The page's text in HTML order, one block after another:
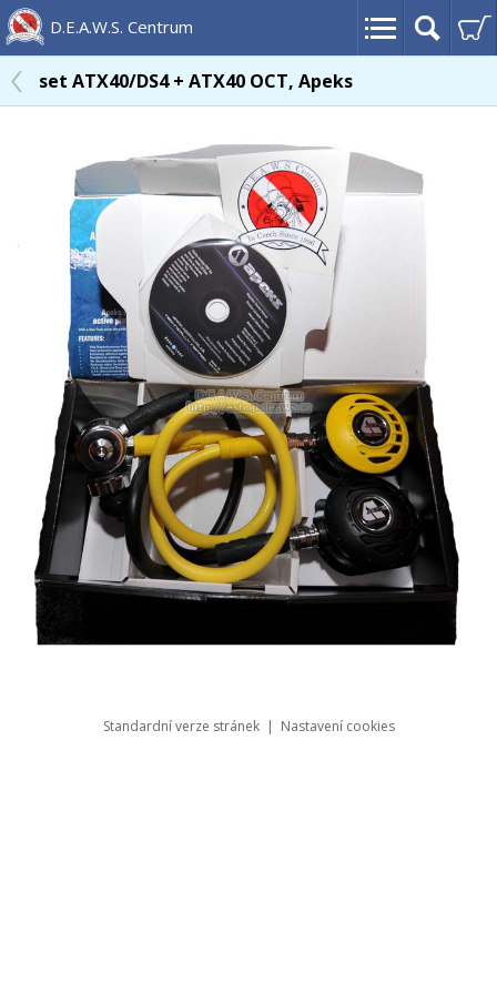
D.E.A.W.S. Centrum
set ATX40/DS4 + ATX40 OCT, Apeks
Standardní verze stránek| Nastavení cookies